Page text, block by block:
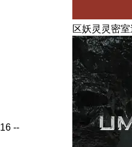
区妖灵灵密
16 --